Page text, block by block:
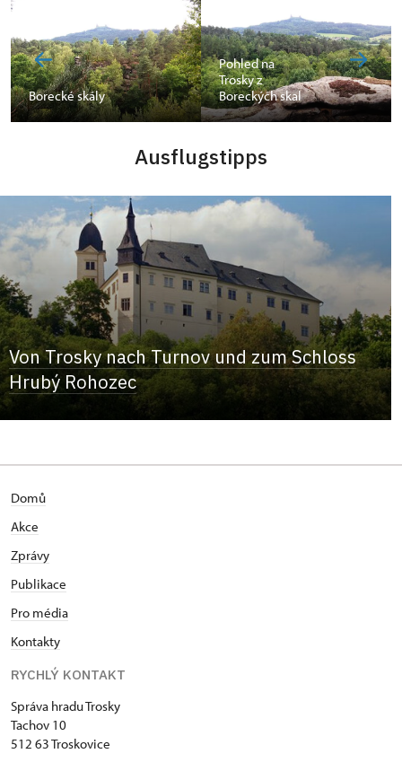
Borecké skály
Pohled na
Trosky z
Boreckých skal
Ausflugstipps
Von Trosky nach Turnov und zum Schloss
Hrubý Rohozec
Domů
Akce
Zprávy
Publikace
Pro média
Kontakty
RYCHLÝ KONTAKT
Správa hradu Trosky
Tachov 10
512 63 Troskovice